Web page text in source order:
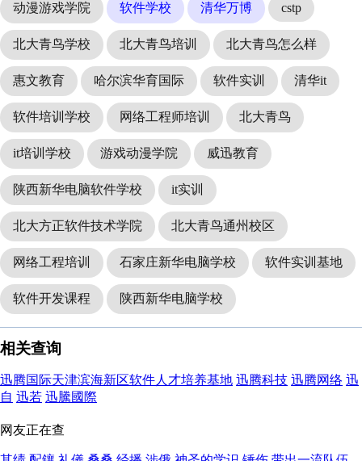
动漫游戏学院 软件学校 清华万博 cstp
北大青鸟学校 北大青鸟培训 北大青鸟怎么样
惠文教育 哈尔滨华育国际 软件实训 清华it
软件培训学校 网络工程师培训 北大青鸟
it培训学校 游戏动漫学院 威迅教育
陕西新华电脑软件学校 it实训
北大方正软件技术学院 北大青鸟通州校区
网络工程培训 石家庄新华电脑学校 软件实训基地
软件开发课程 陕西新华电脑学校
相关查询
迅腾国际天津滨海新区软件人才培养基地 迅腾科技 迅腾网络 迅
自 迅若 迅騰國際
网友正在查